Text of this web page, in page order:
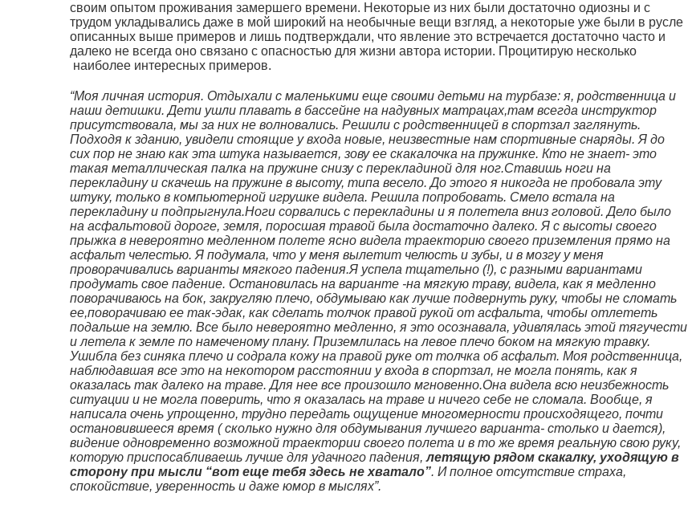
своим опытом проживания замершего времени. Некоторые из них были достаточно одиозны и с
трудом укладывались даже в мой широкий на необычные вещи взгляд, а некоторые уже были в русле
описанных выше примеров и лишь подтверждали, что явление это встречается достаточно часто и
далеко не всегда оно связано с опасностью для жизни автора истории. Процитирую несколько
наиболее интересных примеров.
“Моя личная история. Отдыхали с маленькими еще своими детьми на турбазе: я, родственница и
наши детишки. Дети ушли плавать в бассейне на надувных матрацах,там всегда инструктор
присутствовала, мы за них не волновались. Решили с родственницей в спортзал заглянуть.
Подходя к зданию, увидели стоящие у входа новые, неизвестные нам спортивные снаряды. Я до
сих пор не знаю как эта штука называется, зову ее скакалочка на пружинке. Кто не знает- это
такая металлическая палка на пружине снизу с перекладиной для ног.Ставишь ноги на
перекладину и скачешь на пружине в высоту, типа весело. До этого я никогда не пробовала эту
штуку, только в компьютерной игрушке видела. Решила попробовать. Смело встала на
перекладину и подпрыгнула.Ноги сорвались с перекладины и я полетела вниз головой. Дело было
на асфальтовой дороге, земля, поросшая травой была достаточно далеко. Я с высоты своего
прыжка в невероятно медленном полете ясно видела траекторию своего приземления прямо на
асфальт челестью. Я подумала, что у меня вылетит челюсть и зубы, и в мозгу у меня
проворачивались варианты мягкого падения.Я успела тщательно (!), с разными вариантами
продумать свое падение. Остановилась на варианте -на мягкую траву, видела, как я медленно
поворачиваюсь на бок, закругляю плечо, обдумываю как лучше подвернуть руку, чтобы не сломать
ее,поворачиваю ее так-эдак, как сделать толчок правой рукой от асфальта, чтобы отлететь
подальше на землю. Все было невероятно медленно, я это осознавала, удивлялась этой тягучести
и летела к земле по намеченому плану. Приземлилась на левое плечо боком на мягкую травку.
Ушибла без синяка плечо и содрала кожу на правой руке от толчка об асфальт. Моя родственница,
наблюдавшая все это на некотором расстоянии у входа в спортзал, не могла понять, как я
оказалась так далеко на траве. Для нее все произошло мгновенно.Она видела всю неизбежность
ситуации и не могла поверить, что я оказалась на траве и ничего себе не сломала. Вообще, я
написала очень упрощенно, трудно передать ощущение многомерности происходящего, почти
остановившееся время ( сколько нужно для обдумывания лучшего варианта- столько и дается),
видение одновременно возможной траектории своего полета и в то же время реальную свою руку,
которую приспосабливаешь лучше для удачного падения, летящую рядом скакалку, уходящую в
сторону при мысли “вот еще тебя здесь не хватало”. И полное отсутствие страха,
спокойствие, уверенность и даже юмор в мыслях”.